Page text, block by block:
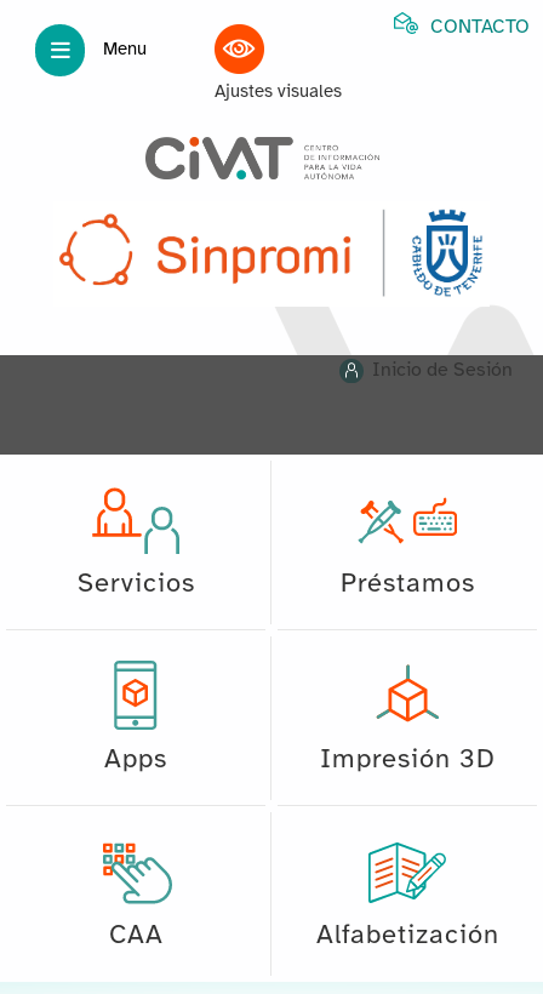
Menu
Ajustes visuales
CONTACTO
Inicio de Sesión
Servicios Préstamos
Apps Impresión 3D
CAA Alfabetización